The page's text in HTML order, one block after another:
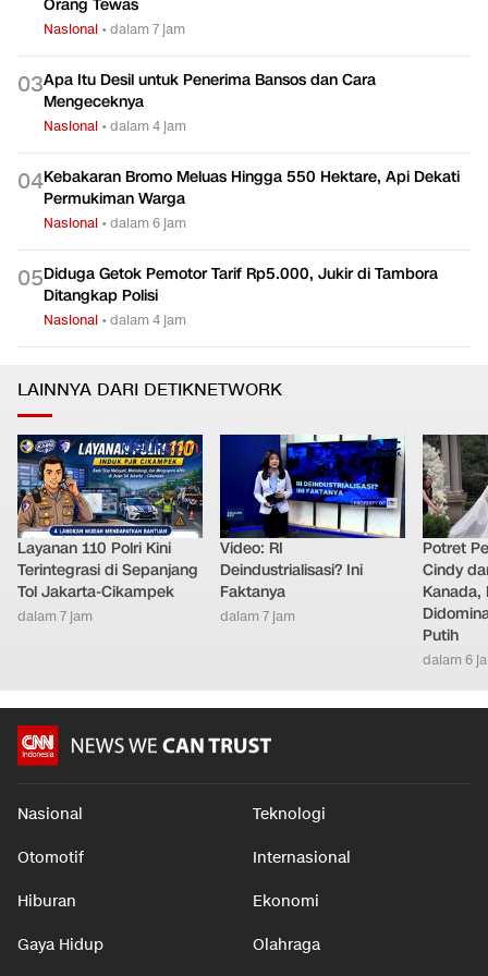
Orang Tewas
Nasional •dalam 7 jam
03Apa Itu Desil untuk Penerima Bansos dan Cara
Mengeceknya
Nasional •dalam 4 jam
04Kebakaran Bromo Meluas Hingga 550 Hektare, Api Dekati
Permukiman Warga
Nasional •dalam 6 jam
05Diduga Getok Pemotor Tarif Rp5.000, Jukir di Tambora
Ditangkap Polisi
Nasional •dalam 4 jam
LAINNYA DARI DETIKNETWORK
Layanan 110 Polri Kini
Terintegrasi di Sepanjang
Tol Jakarta-Cikampek
dalam 7 jam
Video: RI
Deindustrialisasi? Ini
Faktanya
dalam 7 jam
Potret
Cindy
Kanada,
Putih
dalam 6
Nasional Teknologi
Otomotif Internasional
Hiburan Ekonomi
Gaya Hidup Olahraga